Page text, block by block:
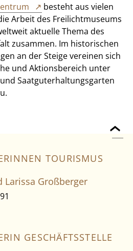
besteht aus vielen
Arbeit des Freilichtmuseums
aktuelle Thema des
zusammen. Im historischen
an der Steige vereinen sich
und Aktionsbereich unter
Saatguterhaltungsgarten
TOURISMUS
Larissa Großberger
GESCHÄFTSSTELLE